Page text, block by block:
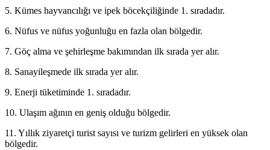
5. Kümes hayvancılığı ve ipek böcekçiliğinde 1. sıradadır.
6. Nüfus ve nüfus yoğunluğu en fazla olan bölgedir.
7. Göç alma ve şehirleşme bakımından ilk sırada yer alır.
8. Sanayileşmede ilk sırada yer alır.
9. Enerji tüketiminde 1. sıradadır.
10. Ulaşım ağının en geniş olduğu bölgedir.
11. Yıllık ziyaretçi turist sayısı ve turizm gelirleri en yüksek olan
bölgedir.